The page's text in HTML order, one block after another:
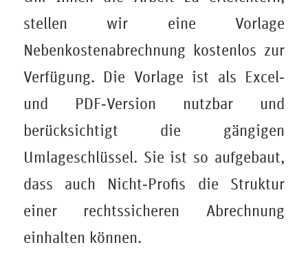
stellen wir eine Vorlage
Nebenkostenabrechnung kostenlos zur
Verfügung. Die Vorlage ist als Excel‑
und PDF‑Version nutzbar und
berücksichtigt die gängigen
Umlageschlüssel. Sie ist so aufgebaut,
dass auch Nicht‑Profis die Struktur
einer rechtssicheren Abrechnung
einhalten können.